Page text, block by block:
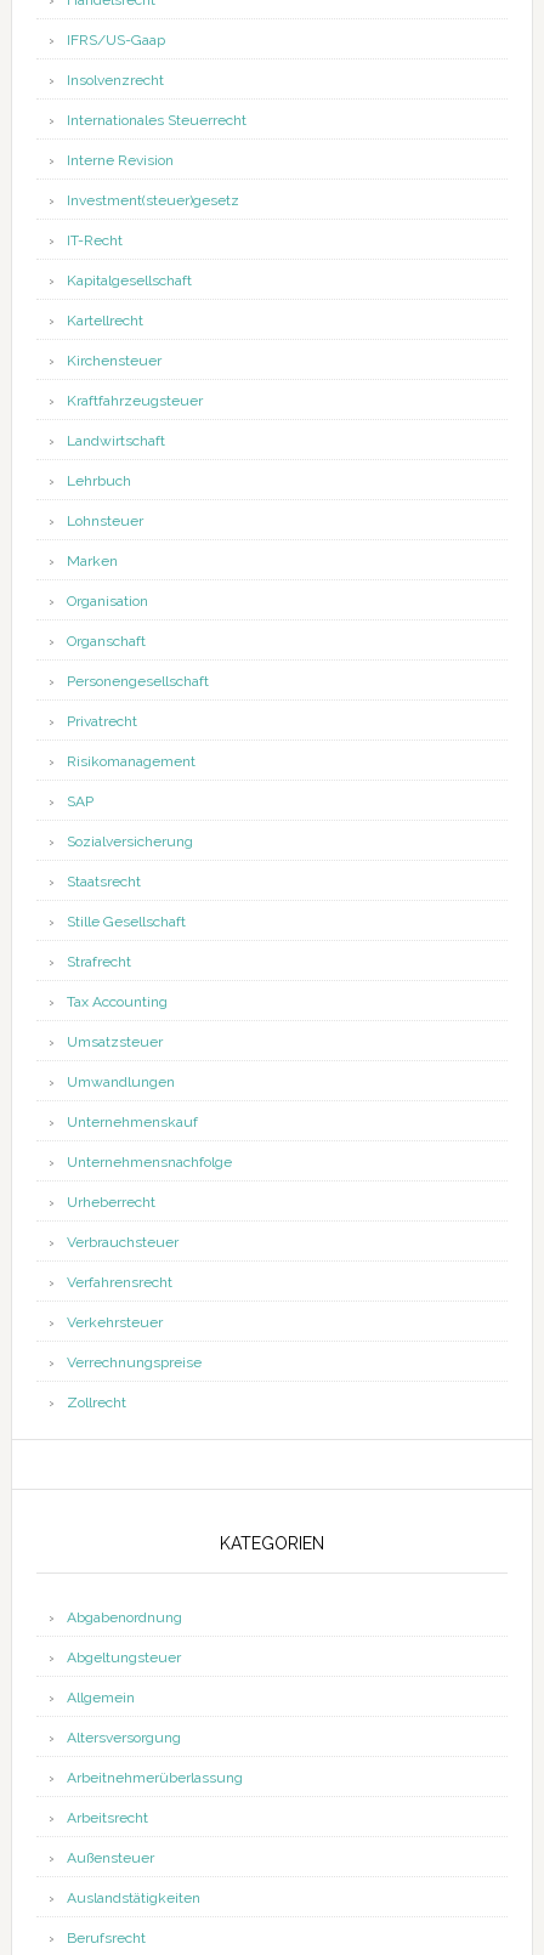
IFRS/US-Gaap
Insolvenzrecht
Internationales Steuerrecht
Interne Revision
Investment(steuer)gesetz
IT-Recht
Kapitalgesellschaft
Kartellrecht
Kirchensteuer
Kraftfahrzeugsteuer
Landwirtschaft
Lehrbuch
Lohnsteuer
Marken
Organisation
Organschaft
Personengesellschaft
Privatrecht
Risikomanagement
SAP
Sozialversicherung
Staatsrecht
Stille Gesellschaft
Strafrecht
Tax Accounting
Umsatzsteuer
Umwandlungen
Unternehmenskauf
Unternehmensnachfolge
Urheberrecht
Verbrauchsteuer
Verfahrensrecht
Verkehrsteuer
Verrechnungspreise
Zollrecht
KATEGORIEN
Abgabenordnung
Abgeltungsteuer
Allgemein
Altersversorgung
Arbeitnehmerüberlassung
Arbeitsrecht
Außensteuer
Auslandstätigkeiten
Berufsrecht